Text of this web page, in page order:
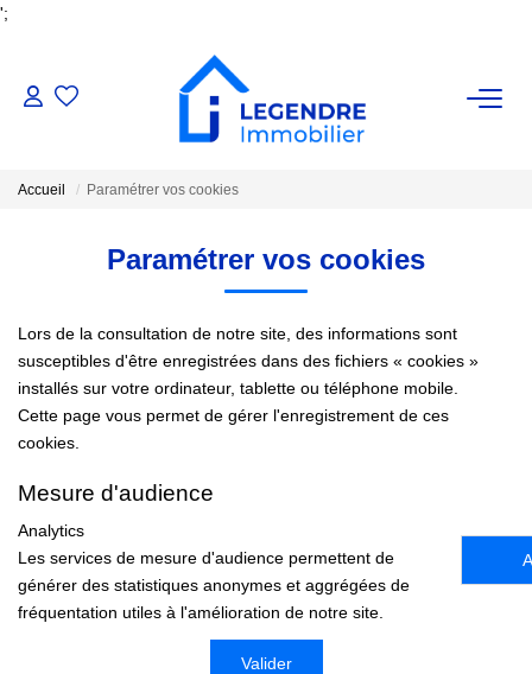
';
VENTE
ESTIMATION
NOS AGENCES
Notre Équipe
Avis Clients
NOS OUTILS
Accueil Paramétrer vos cookies
Paramétrer vos cookies
Lors de la consultation de notre site, des informations sont
susceptibles d'être enregistrées dans des fichiers « cookies »
installés sur votre ordinateur, tablette ou téléphone mobile.
Cette page vous permet de gérer l'enregistrement de ces
cookies.
Mesure d'audience
Analytics
Les services de mesure d'audience permettent de
générer des statistiques anonymes et aggrégées de
fréquentation utiles à l'amélioration de notre site.
Valider